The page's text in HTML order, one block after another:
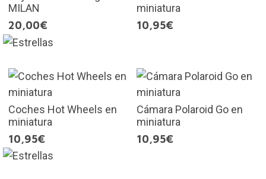
MILAN
20,00€
miniatura
10,95€
Coches Hot Wheels en
miniatura
10,95€
Cámara Polaroid Go en
miniatura
10,95€